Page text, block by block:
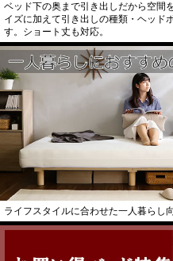
ベッド下の奥まで引き出しだから空間
イズに加えて引き出しの種類・ヘッド
す。ショート丈も対応。
ライフスタイルに合わせた一人暮らし